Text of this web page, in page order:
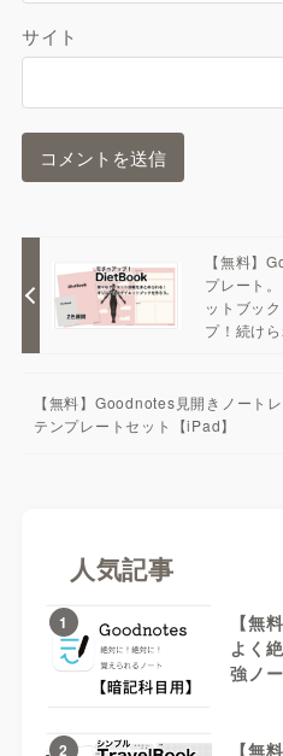
サイト
【無料】
プレート
ットブッ
プ！続けら
【無料】Goodnotes見開きノート
テンプレートセット【iPad】
人気記事
1
【無
よく
強ノ
2
【無